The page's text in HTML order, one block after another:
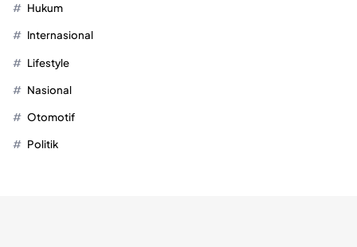
Hukum
Internasional
Lifestyle
Nasional
Otomotif
Politik